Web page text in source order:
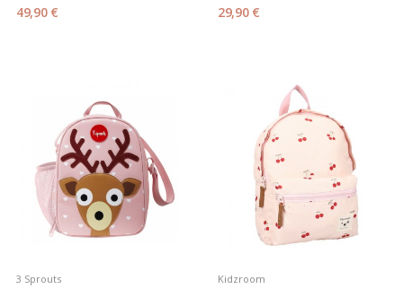
49,90 €
29,90 €
3 Sprouts Kidzroom